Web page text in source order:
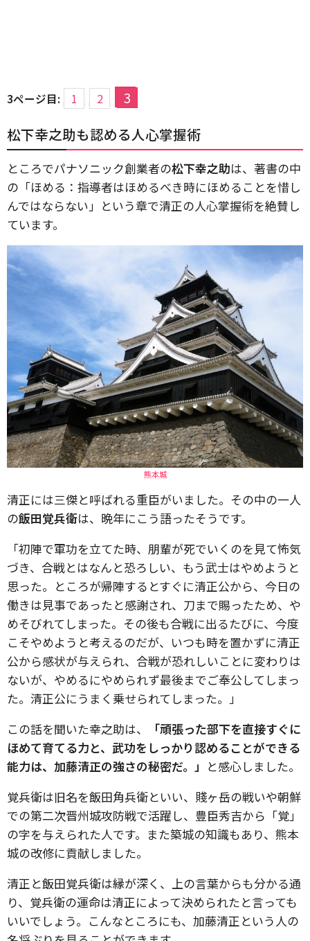
3ページ目: 1 2 3
松下幸之助も認める人心掌握術
ところでパナソニック創業者の松下幸之助は、著書の中
の「ほめる：指導者はほめるべき時にほめることを惜し
んではならない」という章で清正の人心掌握術を絶賛し
ています。
熊本城
清正には三傑と呼ばれる重臣がいました。その中の一人
の飯田覚兵衛は、晩年にこう語ったそうです。
「初陣で軍功を立てた時、朋輩が死でいくのを見て怖気
づき、合戦とはなんと恐ろしい、もう武士はやめようと
思った。ところが帰陣するとすぐに清正公から、今日の
働きは見事であったと感謝され、刀まで賜ったため、や
めそびれてしまった。その後も合戦に出るたびに、今度
こそやめようと考えるのだが、いつも時を置かずに清正
公から感状が与えられ、合戦が恐れしいことに変わりは
ないが、やめるにやめられず最後までご奉公してしまっ
た。清正公にうまく乗せられてしまった。」
この話を聞いた幸之助は、
「頑張った部下を直接すぐに
ほめて育てる力と、武功をしっかり認めることができる
能力は、加藤清正の強さの秘密だ。」 と感心しました。
覚兵衛は旧名を飯田角兵衛といい、賤ヶ岳の戦いや朝鮮
での第二次晋州城攻防戦で活躍し、豊臣秀吉から「覚」
の字を与えられた人です。また築城の知識もあり、熊本
城の改修に貢献しました。
清正と飯田覚兵衛は縁が深く、上の言葉からも分かる通
り、覚兵衛の運命は清正によって決められたと言っても
いいでしょう。こんなところにも、加藤清正という人の